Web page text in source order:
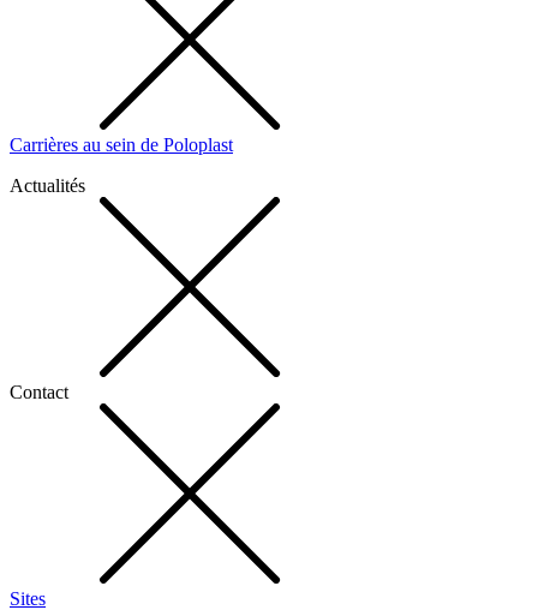
Carrières au sein de Poloplast
Actualités
Contact
Sites